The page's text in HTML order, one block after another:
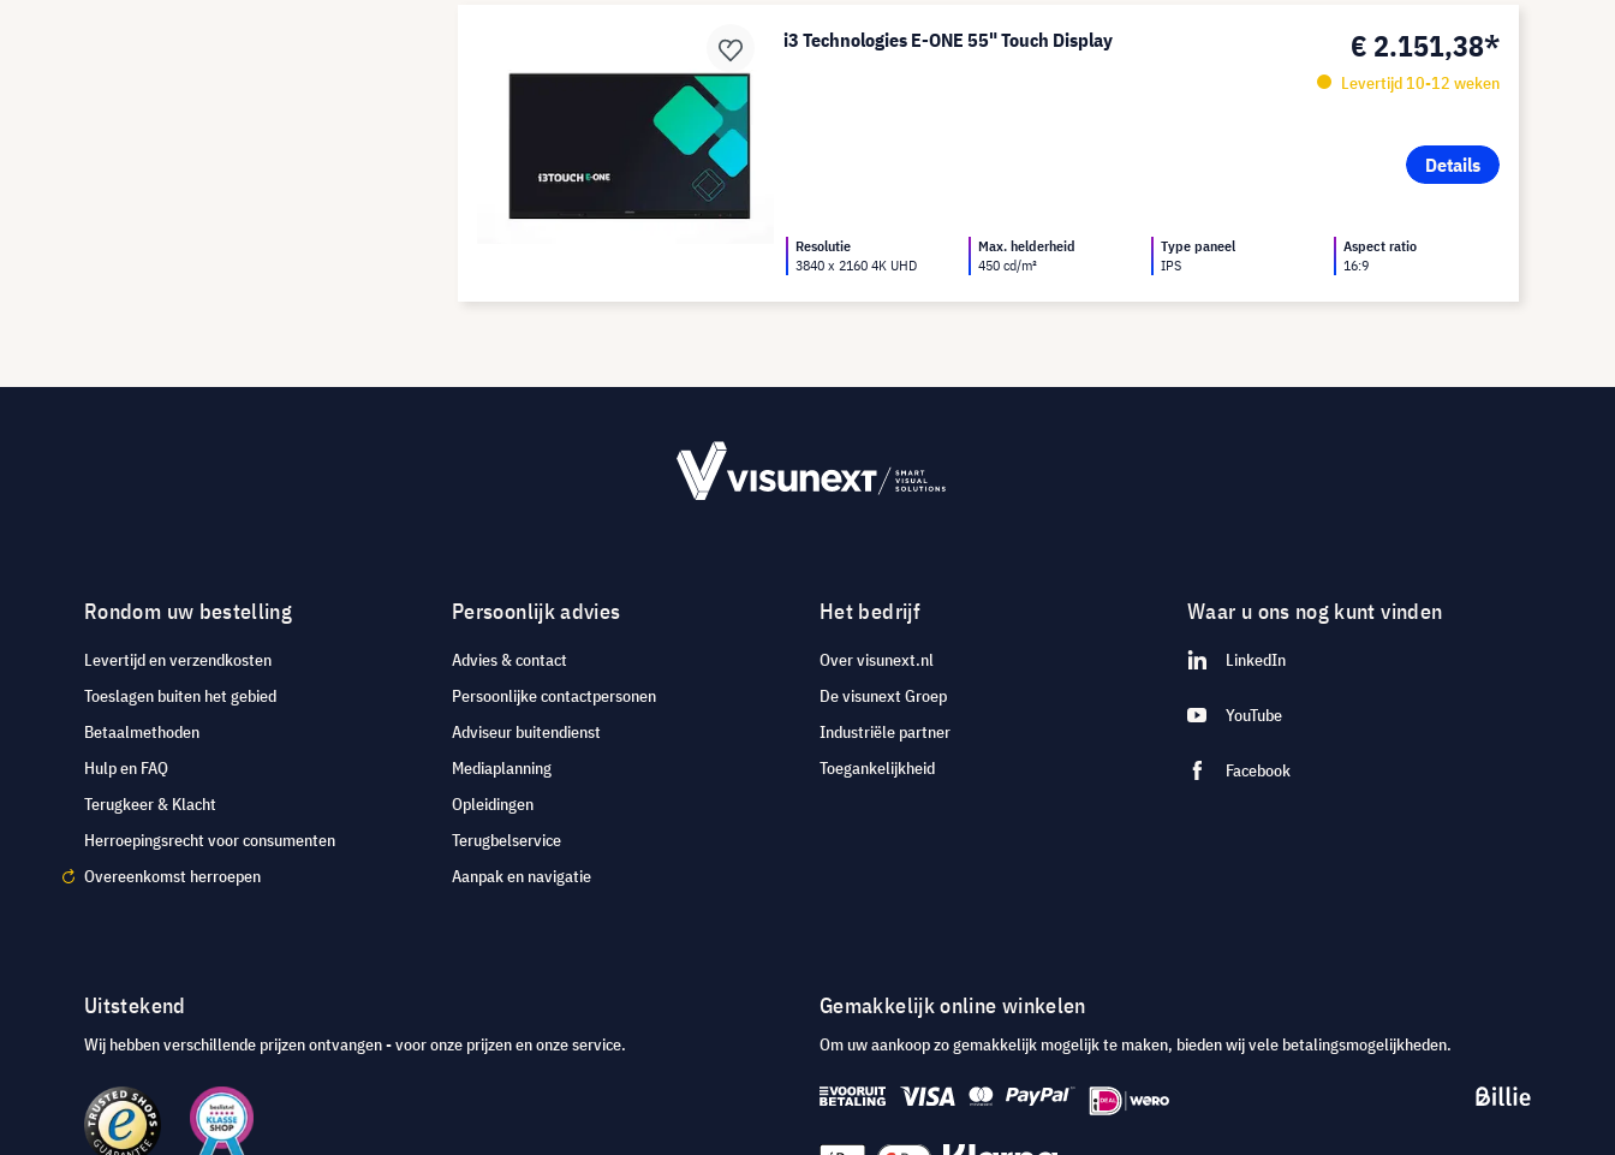
i3 Technologies E-ONE 55" Touch Display € 2.151,38*
Levertijd 10-12 weken
Details
Resolutie
3840 x 2160 4K UHD
Max. helderheid
450 cd/m²
Type paneel
IPS
Aspect ratio
16:9
Rondom uw bestelling
Levertijd en verzendkosten
Toeslagen buiten het gebied
Betaalmethoden
Hulp en FAQ
Terugkeer & Klacht
Herroepingsrecht voor consumenten
Overeenkomst herroepen
Persoonlijk advies
Advies & contact
Persoonlijke contactpersonen
Adviseur buitendienst
Mediaplanning
Opleidingen
Terugbelservice
Aanpak en navigatie
Het bedrijf
Over visunext.nl
De visunext Groep
Industriële partner
Toegankelijkheid
Waar u ons nog kunt vinden
LinkedIn
YouTube
Facebook
Uitstekend
Wij hebben verschillende prijzen ontvangen - voor onze prijzen en onze service.
Gemakkelijk online winkelen
Om uw aankoop zo gemakkelijk mogelijk te maken, bieden wij vele betalingsmogelijkheden.